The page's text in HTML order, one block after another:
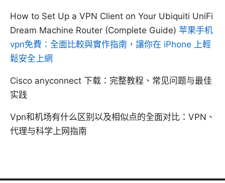
How to Set Up a VPN Client on Your Ubiquiti UniFi
Dream Machine Router (Complete Guide) 苹果手机
vpn免費：全面比較與實作指南，讓你在 iPhone 上輕
鬆安全上網
Cisco anyconnect 下载：完整教程、常见问题与最佳
实践
Vpn和机场有什么区别以及相似点的全面对比：VPN、
代理与科学上网指南